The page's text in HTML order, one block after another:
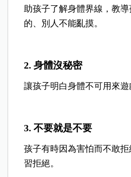
助孩子了解身體界線，教
的、別人不能亂摸。
2. 身體沒秘密
讓孩子明白身體不可用來遊
3. 不要就是不要
孩子有時因為害怕而不敢
習拒絕。